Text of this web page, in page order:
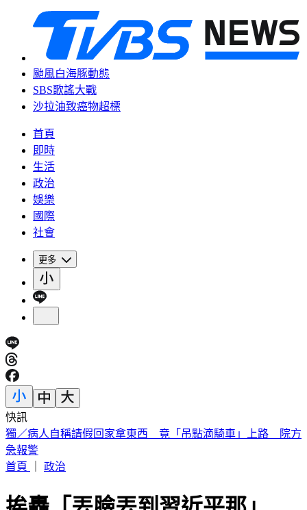
颱風白海豚動態
SBS歌謠大戰
沙拉油致癌物超標
首頁
即時
生活
政治
娛樂
國際
社會
更多
快訊
《花蓮好FUN》YOYO家族互動秀 每週六日花蓮鯉魚潭演出
首頁｜
挨轟「丟臉丟到習近平那」